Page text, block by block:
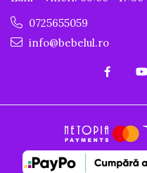
0725655059
info@bebelul.ro